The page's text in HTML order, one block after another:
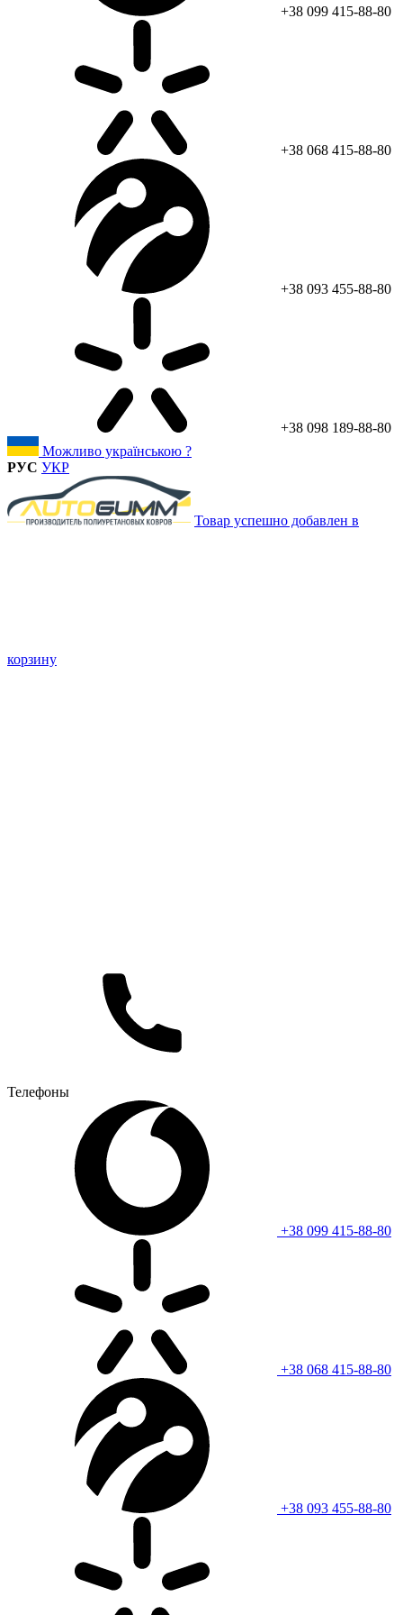
+38 099 415-88-80
+38 068 415-88-80
+38 093 455-88-80
+38 098 189-88-80
Можливо українською ?
РУС УКР
Товар успешно добавлен в
корзину
Телефоны
+38 099 415-88-80
+38 068 415-88-80
+38 093 455-88-80